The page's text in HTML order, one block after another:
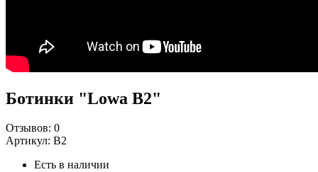
Ботинки "Lowa В2"
Отзывов: 0
Артикул: В2
Есть в наличии